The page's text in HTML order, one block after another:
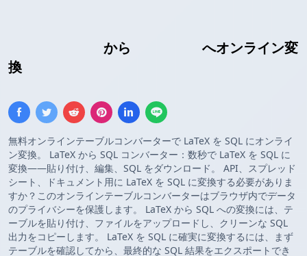
から
へオンライン変
換
無料オンラインテーブルコンバーターで LaTeX を SQL にオンライ
ン変換。 LaTeX から SQL コンバーター：数秒で LaTeX を SQL に
変換——貼り付け、編集、SQL をダウンロード。 API、スプレッド
シート、ドキュメント用に LaTeX を SQL に変換する必要がありま
すか？このオンラインテーブルコンバーターはブラウザ内でデータ
のプライバシーを保護します。 LaTeX から SQL への変換には、テ
ーブルを貼り付け、ファイルをアップロードし、クリーンな SQL
出力をコピーします。 LaTeX を SQL に確実に変換するには、まず
テーブルを確認してから、最終的な SQL 結果をエクスポートでき